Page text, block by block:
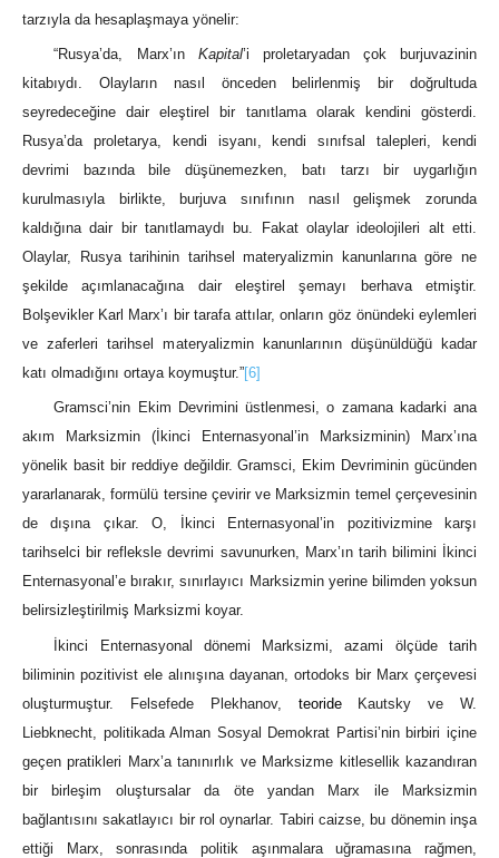
tarzıyla da hesaplaşmaya yönelir:
“Rusya’da, Marx’ın Kapital’i proletaryadan çok burjuvazinin
kitabıydı. Olayların nasıl önceden belirlenmiş bir doğrultuda
seyredeceğine dair eleştirel bir tanıtlama olarak kendini gösterdi.
Rusya’da proletarya, kendi isyanı, kendi sınıfsal talepleri, kendi
devrimi bazında bile düşünemezken, batı tarzı bir uygarlığın
kurulmasıyla birlikte, burjuva sınıfının nasıl gelişmek zorunda
kaldığına dair bir tanıtlamaydı bu. Fakat olaylar ideolojileri alt etti.
Olaylar, Rusya tarihinin tarihsel materyalizmin kanunlarına göre ne
şekilde açımlanacağına dair eleştirel şemayı berhava etmiştir.
Bolşevikler Karl Marx’ı bir tarafa attılar, onların göz önündeki eylemleri
ve zaferleri tarihsel materyalizmin kanunlarının düşünüldüğü kadar
katı olmadığını ortaya koymuştur.”[6]
Gramsci’nin Ekim Devrimini üstlenmesi, o zamana kadarki ana
akım Marksizmin (İkinci Enternasyonal’in Marksizminin) Marx’ına
yönelik basit bir reddiye değildir. Gramsci, Ekim Devriminin gücünden
yararlanarak, formülü tersine çevirir ve Marksizmin temel çerçevesinin
de dışına çıkar. O, İkinci Enternasyonal’in pozitivizmine karşı
tarihselci bir refleksle devrimi savunurken, Marx’ın tarih bilimini İkinci
Enternasyonal’e bırakır, sınırlayıcı Marksizmin yerine bilimden yoksun
belirsizleştirilmiş Marksizmi koyar.
İkinci Enternasyonal dönemi Marksizmi, azami ölçüde tarih
biliminin pozitivist ele alınışına dayanan, ortodoks bir Marx çerçevesi
oluşturmuştur. Felsefede Plekhanov, teorideKautsky ve W.
Liebknecht, politikada Alman Sosyal Demokrat Partisi’nin birbiri içine
geçen pratikleri Marx’a tanınırlık ve Marksizme kitlesellik kazandıran
bir birleşim oluştursalar da öte yandan Marx ile Marksizmin
bağlantısını sakatlayıcı bir rol oynarlar. Tabiri caizse, bu dönemin inşa
ettiği Marx, sonrasında politik aşınmalara uğramasına rağmen,